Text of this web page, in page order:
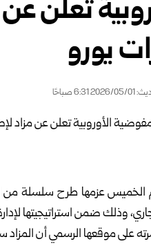
تعلن
6:31 صباحًا
الخميس عزمها طرح سلسلة من
وذلك ضمن استراتيجيتها
على موقعها الرسمي أن المزاد